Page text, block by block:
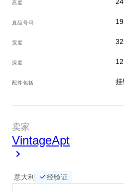
***本拍品享受买家保护费降低
销售团队成员将与您联系，协助
卖家故事
们认真而热情地研究古驰、
品牌的复古时装。 我们所有
的严格鉴定，并经过专业的消
使用Google翻译翻译
高度
真品号码
宽度
深度
配件包括 挂
卖家
VintageApt
意大利 经验证